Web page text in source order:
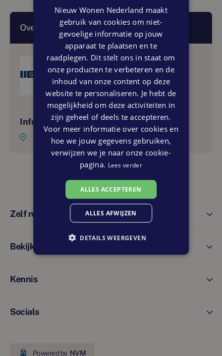
Over deze makelaar
Green Real Estate
Informatie
Zelf regelen
Bekijk ook
Kennis
Socials
Powered by NVM
Nieuw Wonen Nederland maakt
gebruik van cookies om niet-
gevoelige informatie op jouw
apparaat te plaatsen en te
raadplegen. Dit stelt ons in staat om
onze producten te verbeteren en de
inhoud van onze content op deze
website te personaliseren. Je hebt de
mogelijkheid om deze activiteiten in
zijn geheel of deels te accepteren.
Voor meer informatie over cookies en
hoe we jouw gegevens gebruiken,
verwijzen we je naar onze cookie-
pagina. Lees verder
ALLES ACCEPTEREN
ALLES AFWIJZEN
DETAILS WEERGEVEN